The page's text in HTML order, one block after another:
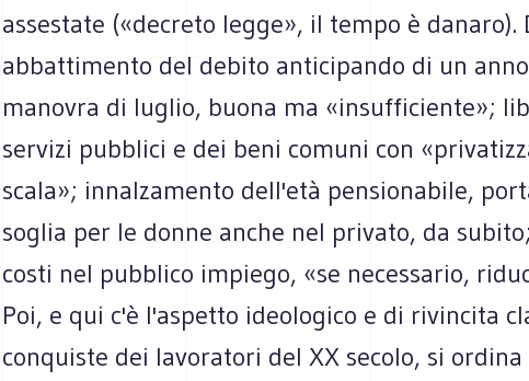
assestate («decreto legge», il tempo è danaro).
abbattimento del debito anticipando di un
manovra di luglio, buona ma «insufficiente»;
servizi pubblici e dei beni comuni con
scala»; innalzamento dell'età pensionabile,
soglia per le donne anche nel privato, da
costi nel pubblico impiego, «se necessario,
Poi, e qui c'è l'aspetto ideologico e di rivincita
conquiste dei lavoratori del XX secolo, si